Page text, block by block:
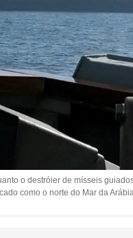
o destróier de mísseis
como o norte do Mar da